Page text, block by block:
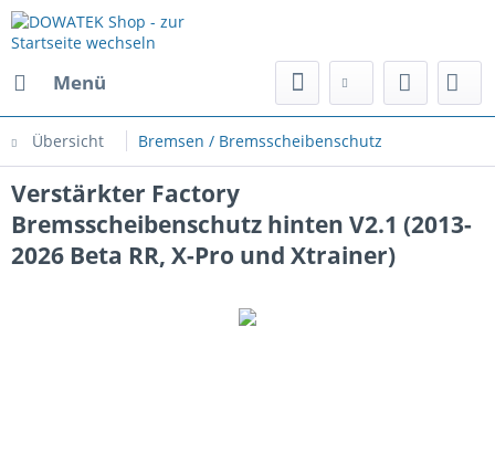
Menü
Übersicht Bremsen / Bremsscheibenschutz
Verstärkter Factory
Bremsscheibenschutz hinten V2.1 (2013-
2026 Beta RR, X-Pro und Xtrainer)